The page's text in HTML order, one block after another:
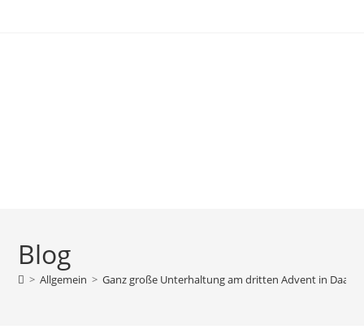
Blog
> Allgemein > Ganz große Unterhaltung am dritten Advent in